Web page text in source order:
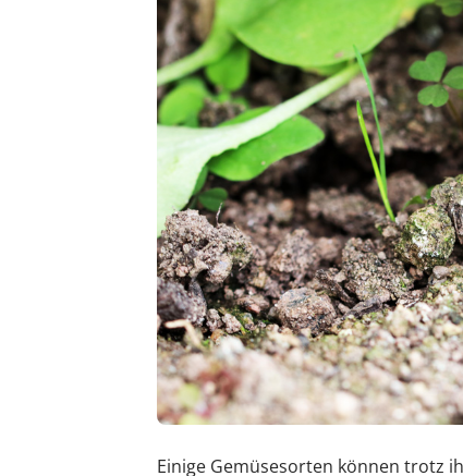
Einige Gemüsesorten können trotz